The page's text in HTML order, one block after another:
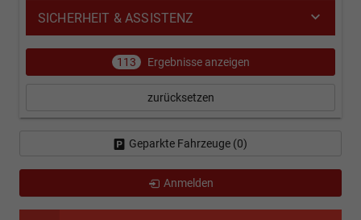
SICHERHEIT & ASSISTENZ
113 Ergebnisse anzeigen
zurücksetzen
Geparkte Fahrzeuge (0)
Anmelden